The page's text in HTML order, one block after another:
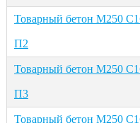
Товарный бетон М250
П2
Товарный бетон М250
П3
Товарный бетон М250